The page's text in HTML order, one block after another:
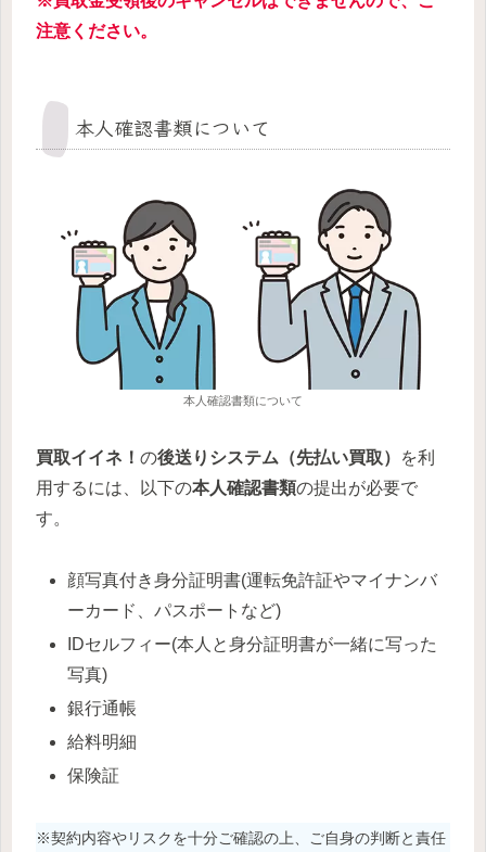
注意ください。
本人確認書類について
本人確認書類について
買取イイネ！ の後送りシステム（先払い買取）
を利
用するには、以下の本人確認書類の提出が必要で
す。
顔写真付き身分証明書(運転免許証やマイナンバ
ーカード、パスポートなど)
IDセルフィー(本人と身分証明書が一緒に写った
写真)
銀行通帳
給料明細
保険証
※契約内容やリスクを十分ご確認の上、ご自身の判断と責任